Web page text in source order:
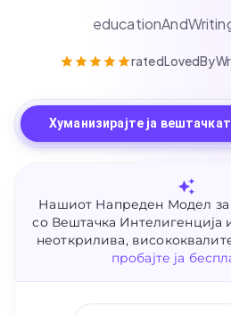
Хуманизирајте ја
Нашиот Напреден Модел
со Вештачка Интелигенција
неоткрилива,
пробајте ја